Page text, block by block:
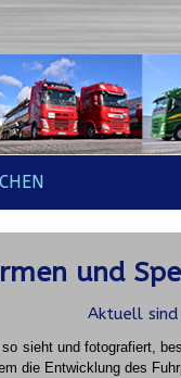
und
Aktuell sind
sieht und fotografiert,
die Entwicklung des